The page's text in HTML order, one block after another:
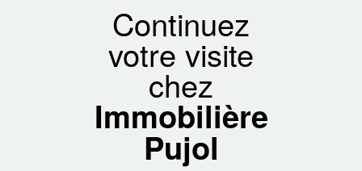
Continuez
votre visite
chez
Immobilière
Pujol